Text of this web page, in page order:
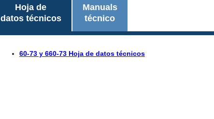
Hoja de
datos técnicos
Manuals
técnico
60-73 y 660-73 Hoja de datos técnicos